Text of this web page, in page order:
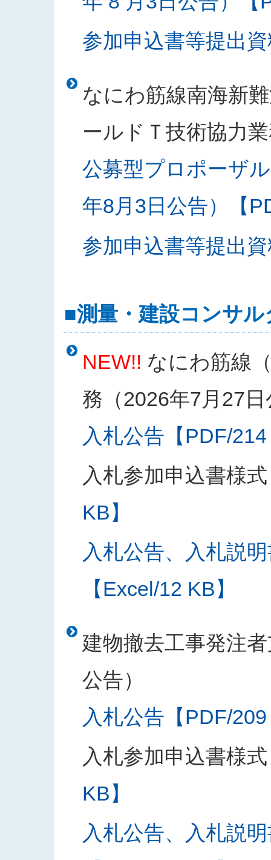
参加申込書等提出
なにわ筋線南海新
ールドＴ技術協力
公募型プロポーザ
年8月3日公告）【
参加申込書等提出
■測量・建設コンサル
NEW!! なにわ筋線
務（2026年7月27日
入札公告【PDF/
入札参加申込書様式
KB】
入札公告、入札説
【Excel/12 KB】
建物撤去工事発注
公告）
入札公告【PDF/
入札参加申込書様式
KB】
入札公告、入札説